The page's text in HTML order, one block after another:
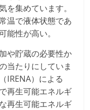
を集めています。
温で液体状態であ
能性が高い。
や貯蔵の必要性か
当たりにしていま
IRENA）による
再生可能エネルギ
再生可能エネルギ